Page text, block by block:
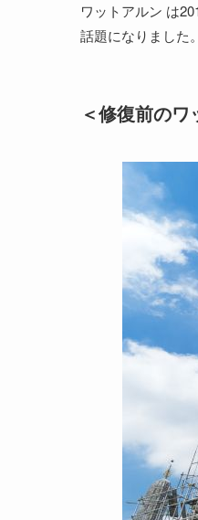
ワットアルン は
話題になりました。
＜修復前のワ